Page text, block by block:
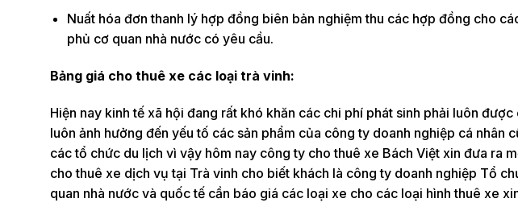
Nuất hóa đơn thanh lý hợp đồng biên bản nghiệm thu các hợp đồng cho
phủ cơ quan nhà nước có yêu cầu.
Bảng giá cho thuê xe các loại trà vinh:
Hiện nay kinh tế xã hội đang rất khó khăn các chi phí phát sinh phải luôn
luôn ảnh hưởng đến yếu tố các sản phẩm của công ty doanh nghiệp cá nhân
các tổ chức du lịch vì vậy hôm nay công ty cho thuê xe Bách Việt xin đưa ra
cho thuê xe dịch vụ tại Trà vinh cho biết khách là công ty doanh nghiệp Tổ
quan nhà nước và quốc tế cần báo giá các loại xe cho các loại hình thuê xe